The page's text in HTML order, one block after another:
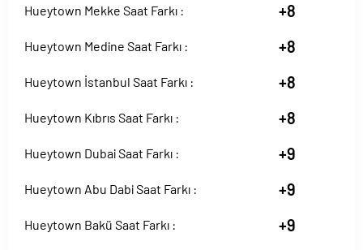
Hueytown Mekke Saat Farkı : +8
Hueytown Medine Saat Farkı : +8
Hueytown İstanbul Saat Farkı : +8
Hueytown Kıbrıs Saat Farkı : +8
Hueytown Dubai Saat Farkı : +9
Hueytown Abu Dabi Saat Farkı : +9
Hueytown Bakü Saat Farkı : +9